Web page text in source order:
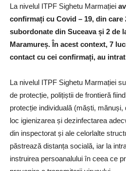
La nivelul ITPF Sighetu Marmației
confirmați cu Covid – 19, din
subordonate din Suceava și 2 de
Maramureș. În acest context, 7
contact cu cei confirmați, au
La nivelul ITPF Sighetu Marmației
de protecție, polițiștii de frontieră
protecție individuală (măști,
loc igienizarea și dezinfectarea
din inspectorat și ale celorlalte
păstrează distanța socială, iar la
instruirea persoanalului în ceea ce